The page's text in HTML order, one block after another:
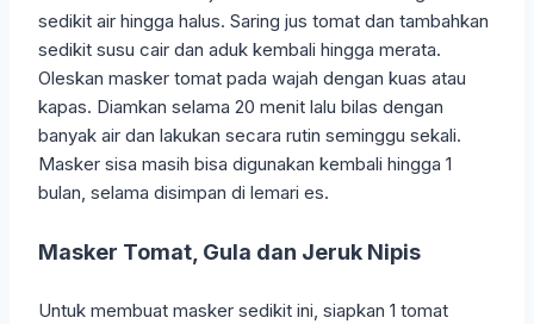
sedikit air hingga halus. Saring jus tomat dan tambahkan
sedikit susu cair dan aduk kembali hingga merata.
Oleskan masker tomat pada wajah dengan kuas atau
kapas. Diamkan selama 20 menit lalu bilas dengan
banyak air dan lakukan secara rutin seminggu sekali.
Masker sisa masih bisa digunakan kembali hingga 1
bulan, selama disimpan di lemari es.
Masker Tomat, Gula dan Jeruk Nipis
Untuk membuat masker sedikit ini, siapkan 1 tomat